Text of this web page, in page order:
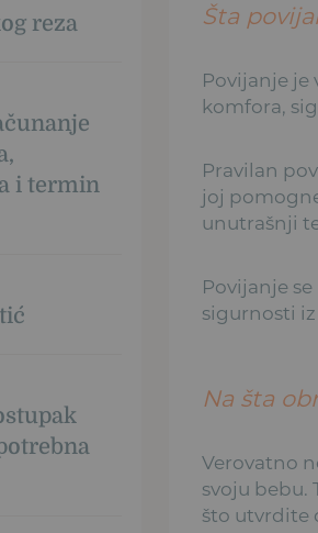
reza
i termin
Šta
Povijanje
komfora,
Pravilan
joj
unutrašnji
Povijanje
sigurnosti
Na šta
Verovatno
svoju bebu.
što utvrdite